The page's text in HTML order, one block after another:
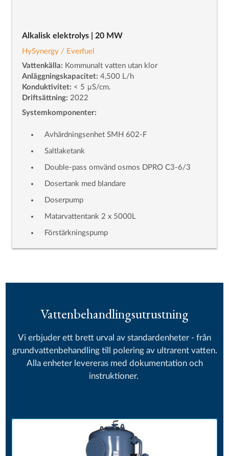
Alkalisk elektrolys | 20 MW
HySynergy / Everfuel
Vattenkälla: Kommunalt vatten utan klor
Anläggningskapacitet: 4,500 L/h
Konduktivitet: < 5 μS/cm.
Driftsättning: 2022
Systemkomponenter:
Avhärdningsenhet SMH 602-F
Saltlaketank
Double-pass omvänd osmos DPRO C3-6/3
Dosertank med blandare
Doserpump
Matarvattentank 2 x 5000L
Förstärkningspump
Vattenbehandlingsutrustning
Vi erbjuder ett brett urval av standardenheter - från
grundvattenbehandling till polering av ultrarent vatten.
Alla enheter levereras med dokumentation och
instruktioner.